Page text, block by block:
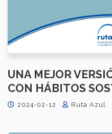
UNA MEJOR
CON HÁBITOS
2024-02-12 Ruta Azul